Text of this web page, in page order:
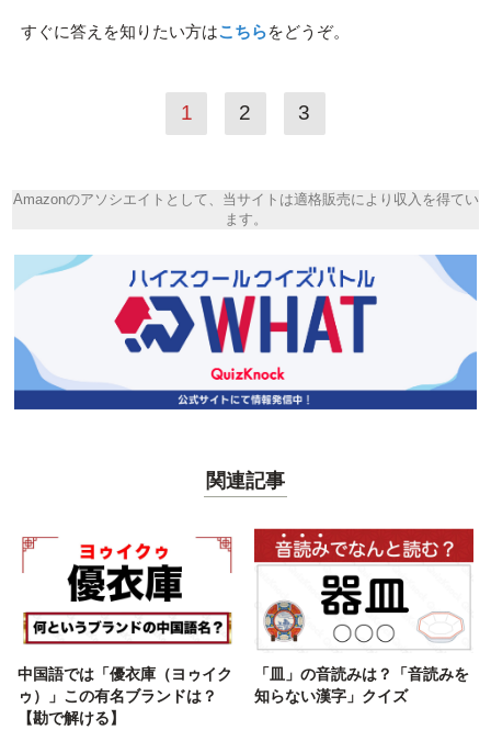
すぐに答えを知りたい方はこちらをどうぞ。
1 2 3
Amazonのアソシエイトとして、当サイトは適格販売により収入を得てい
ます。
関連記事
中国語では「優衣庫（ヨゥイク
ゥ）」この有名ブランドは？
【勘で解ける】
「皿」の音読みは？「音読みを
知らない漢字」クイズ